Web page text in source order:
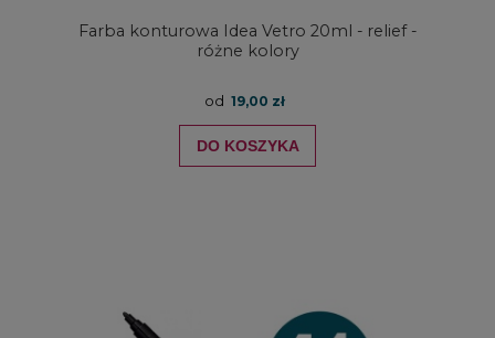
Farba konturowa Idea Vetro 20ml - relief -
różne kolory
od 19,00 zł
DO KOSZYKA